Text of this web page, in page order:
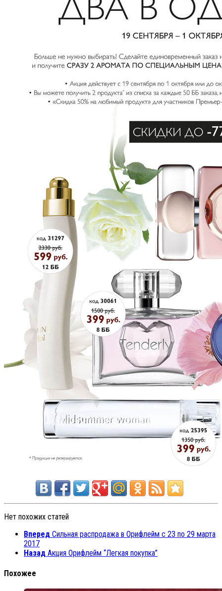
Нет похожих статей
Вперед Сильная распродажа в Орифлейм с 23 по 29 марта
2017
Назад Акция Орифлейм “Легкая покупка”
Похожее